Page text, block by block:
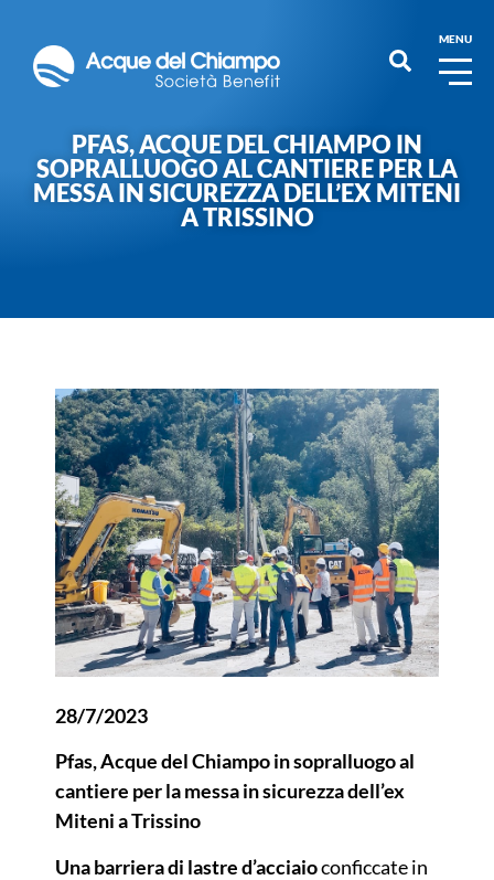
MENU
PFAS, ACQUE DEL CHIAMPO IN
SOPRALLUOGO AL CANTIERE PER LA
MESSA IN SICUREZZA DELL’EX MITENI
A TRISSINO
28/7/2023
Pfas, Acque del Chiampo in sopralluogo al
cantiere per la messa in sicurezza dell’ex
Miteni a Trissino
Una barriera di lastre d’acciaioconficcate in